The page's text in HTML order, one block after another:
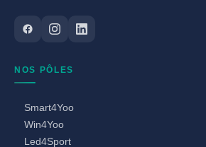
NOS PÔLES
Smart4Yoo
Win4Yoo
Led4Sport